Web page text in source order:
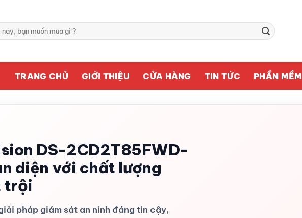
TRANG CHỦ GIỚI THIỆU CỬA HÀNG TIN TỨC PHẦN MỀM
DS-2CD2T85FWD-
diện với chất lượng
trội
pháp giám sát an ninh đáng tin cậy,